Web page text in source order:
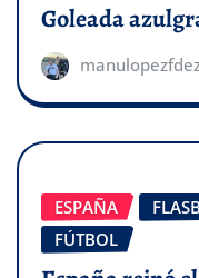
Goleada
ESPAÑA
FÚTBOL